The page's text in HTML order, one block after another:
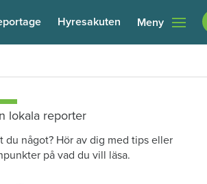
Hyresakuten Meny
lokala reporter
du något? Hör av dig med tips eller
på vad du vill läsa.